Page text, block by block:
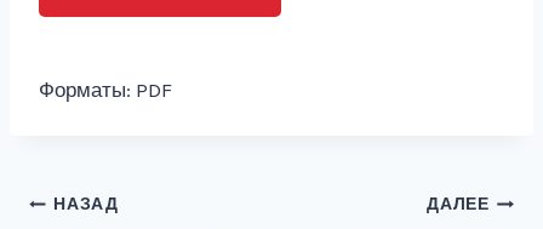
Форматы: PDF
Навигация
НАЗАД ДАЛЕЕ